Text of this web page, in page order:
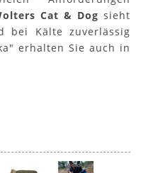
Cat & Dog sieht
bei Kälte zuverlässig
erhalten Sie auch in